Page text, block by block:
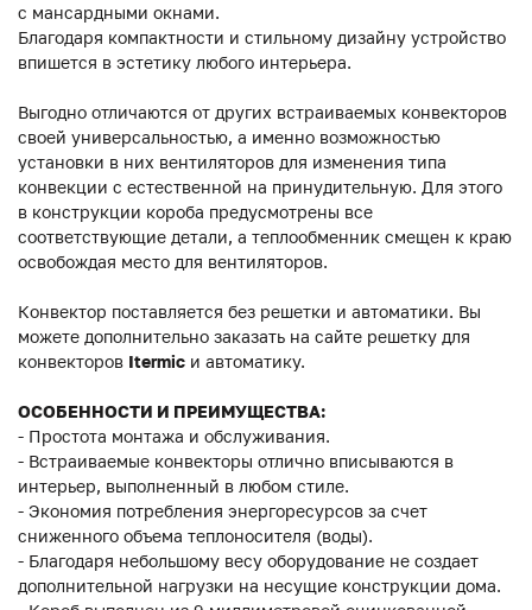
с мансардными окнами.
Благодаря компактности и стильному дизайну устройство
впишется в эстетику любого интерьера.
Выгодно отличаются от других встраиваемых конвекторов
своей универсальностью, а именно возможностью
установки в них вентиляторов для изменения типа
конвекции с естественной на принудительную. Для этого
в конструкции короба предусмотрены все
соответствующие детали, а теплообменник смещен к краю
освобождая место для вентиляторов.
Конвектор поставляется без решетки и автоматики. Вы
можете дополнительно заказать на сайте решетку для
конвекторов Itermic и автоматику.
ОСОБЕННОСТИ И ПРЕИМУЩЕСТВА:
- Простота монтажа и обслуживания.
- Встраиваемые конвекторы отлично вписываются в
интерьер, выполненный в любом стиле.
- Экономия потребления энергоресурсов за счет
сниженного объема теплоносителя (воды).
- Благодаря небольшому весу оборудование не создает
дополнительной нагрузки на несущие конструкции дома.